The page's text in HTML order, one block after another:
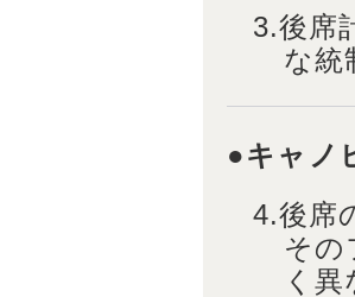
3.後席
な統
●キャノ
4.後席
その
く